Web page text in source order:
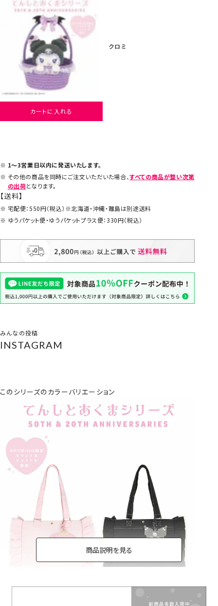
クロミ
カートに入れる
1～3営業日以内に発送いたします。
その他の商品を同時にご注文いただいた場合、すべての商品が整い次第
の出荷となります。
【送料】
宅配便：550円（税込）※北海道・沖縄・離島は別途送料
ゆうパケット便・ゆうパケットプラス便：330円（税込）
みんなの投稿
INSTAGRAM
このシリーズのカラーバリエーション
商品説明を見る